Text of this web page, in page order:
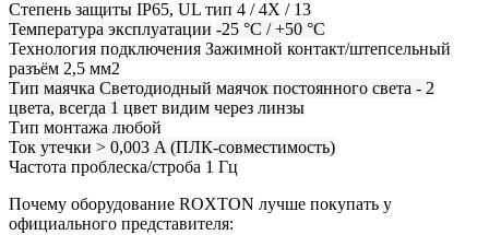
Степень защиты IP65, UL тип 4 / 4X / 13
Температура эксплуатации -25 °C / +50 °C
Технология подключения Зажимной контакт/штепсельный
разъём 2,5 мм2
Тип маячка Светодиодный маячок постоянного света - 2
цвета, всегда 1 цвет видим через линзы
Тип монтажа любой
Ток утечки > 0,003 A (ПЛК-совместимость)
Частота проблеска/строба 1 Гц
Почему оборудование ROXTON лучше покупать у
официального представителя: